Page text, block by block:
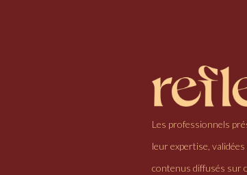
Les professionnels
leur expertise,
contenus diffusés sur